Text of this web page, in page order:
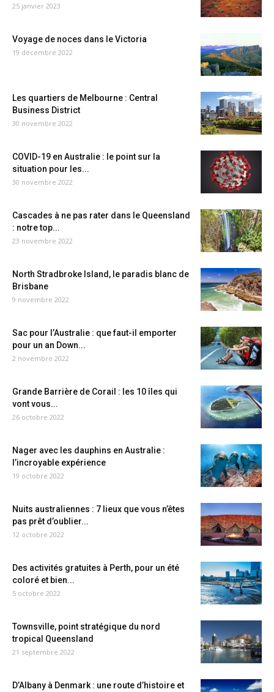
25 janvier 2023
Voyage de noces dans le Victoria
19 décembre 2022
Les quartiers de Melbourne : Central
Business District
30 novembre 2022
COVID-19 en Australie : le point sur la
situation pour les...
30 novembre 2022
Cascades à ne pas rater dans le Queensland
: notre top...
23 novembre 2022
North Stradbroke Island, le paradis blanc de
Brisbane
9 novembre 2022
Sac pour l’Australie : que faut-il emporter
pour un an Down...
2 novembre 2022
Grande Barrière de Corail : les 10 îles qui
vont vous...
26 octobre 2022
Nager avec les dauphins en Australie :
l’incroyable expérience
19 octobre 2022
Nuits australiennes : 7 lieux que vous n’êtes
pas prêt d’oublier...
12 octobre 2022
Des activités gratuites à Perth, pour un été
coloré et bien...
5 octobre 2022
Townsville, point stratégique du nord
tropical Queensland
21 septembre 2022
D’Albany à Denmark : une route d’histoire et